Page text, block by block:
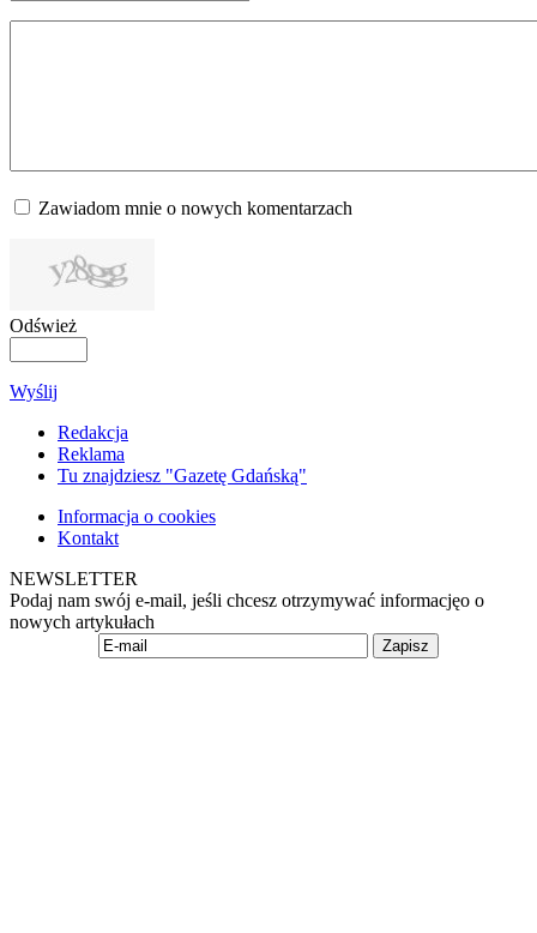
Zawiadom mnie o nowych komentarzach
Odśwież
Wyślij
Redakcja
Reklama
Tu znajdziesz "Gazetę Gdańską"
Informacja o cookies
Kontakt
NEWSLETTER
Podaj nam swój e-mail, jeśli chcesz otrzymywać informacjęo o
nowych artykułach
Zapisz